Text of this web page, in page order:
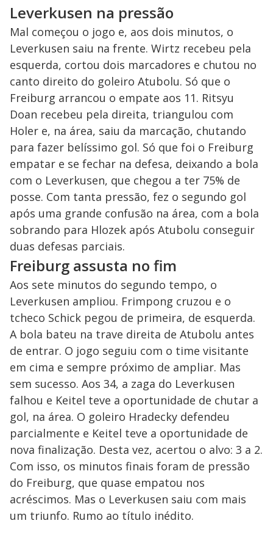
Leverkusen na pressão
Mal começou o jogo e, aos dois minutos, o
Leverkusen saiu na frente. Wirtz recebeu pela
esquerda, cortou dois marcadores e chutou no
canto direito do goleiro Atubolu. Só que o
Freiburg arrancou o empate aos 11. Ritsyu
Doan recebeu pela direita, triangulou com
Holer e, na área, saiu da marcação, chutando
para fazer belíssimo gol. Só que foi o Freiburg
empatar e se fechar na defesa, deixando a bola
com o Leverkusen, que chegou a ter 75% de
posse. Com tanta pressão, fez o segundo gol
após uma grande confusão na área, com a bola
sobrando para Hlozek após Atubolu conseguir
duas defesas parciais.
Freiburg assusta no fim
Aos sete minutos do segundo tempo, o
Leverkusen ampliou. Frimpong cruzou e o
tcheco Schick pegou de primeira, de esquerda.
A bola bateu na trave direita de Atubolu antes
de entrar. O jogo seguiu com o time visitante
em cima e sempre próximo de ampliar. Mas
sem sucesso. Aos 34, a zaga do Leverkusen
falhou e Keitel teve a oportunidade de chutar a
gol, na área. O goleiro Hradecky defendeu
parcialmente e Keitel teve a oportunidade de
nova finalização. Desta vez, acertou o alvo: 3 a 2.
Com isso, os minutos finais foram de pressão
do Freiburg, que quase empatou nos
acréscimos. Mas o Leverkusen saiu com mais
um triunfo. Rumo ao título inédito.